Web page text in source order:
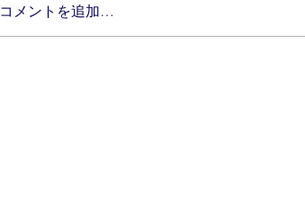
コメントを追加…